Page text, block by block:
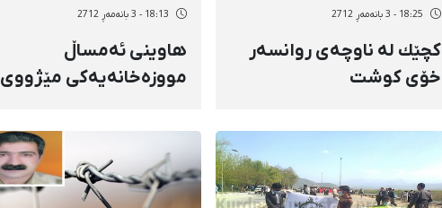
18:25 - 3 بانەمەڕ 2712
كچێك لە ناوچەی روانسەر
خۆی كوشت
18:13 - 3 بانەمەڕ 2712
هاوینی ئەمساڵ
مووزەخانەیەكی مێژووی
دەكرێتەوە